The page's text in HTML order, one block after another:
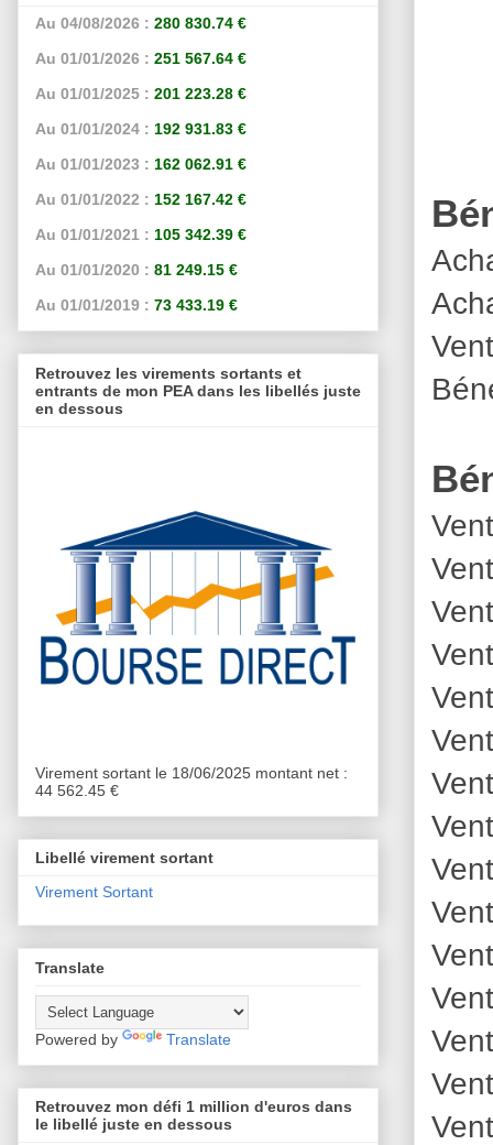
Au 04/08/2026 : 280 830.74 €
Au 01/01/2026 : 251 567.64 €
Au 01/01/2025 : 201 223.28 €
Au 01/01/2024 : 192 931.83 €
Au 01/01/2023 : 162 062.91 €
Au 01/01/2022 : 152 167.42 €
Au 01/01/2021 : 105 342.39 €
Au 01/01/2020 : 81 249.15 €
Au 01/01/2019 : 73 433.19 €
Retrouvez les virements sortants et
entrants de mon PEA dans les libellés juste
en dessous
Virement sortant le 18/06/2025 montant net :
44 562.45 €
Libellé virement sortant
Virement Sortant
Translate
Powered by Translate
Retrouvez mon défi 1 million d'euros dans
le libellé juste en dessous